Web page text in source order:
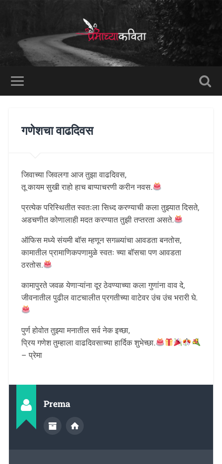
गणेशचा वाढदिवस
जिवाच्या जिवलगा आज तुझा वाढदिवस,
तू कायम सुखी राहो हाच बाप्पाचरणी करीन नवस.
प्रत्येक परिस्थितीत स्वतःला सिध्द करण्याची कला तुझ्यात दिसते,
अडचणीत कोणालाही मदत करण्यात तुझी तप्तरता असते.
ऑफिस मध्ये संयमी बॉस म्हणून सगळ्यांचा आवडता बनतोस,
कामातील प्रामाणिकपणामुळे स्वतः च्या बॉसचा पण आवडता
ठरतोस.
कामापुरते जवळ येणाऱ्यांना दूर ठेवण्याच्या कला गुणांना वाव दे,
जीवनातील पुढील वाटचालीत प्रगतीच्या वाटेवर उंच उंच भरारी घे.
पुर्ण होवोत तुझ्या मनातील सर्व नेक इच्छा,
प्रिय गणेश तुम्हाला वाढदिवसाच्या हार्दिक शुभेच्छा.
– प्रेमा
Prema